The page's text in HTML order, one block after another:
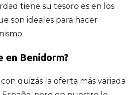
tiene su tesoro es en los
son ideales para hacer
en Benidorm?
quizás la oferta más variada